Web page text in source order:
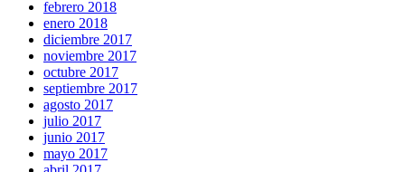
febrero 2018
enero 2018
diciembre 2017
noviembre 2017
octubre 2017
septiembre 2017
agosto 2017
julio 2017
junio 2017
mayo 2017